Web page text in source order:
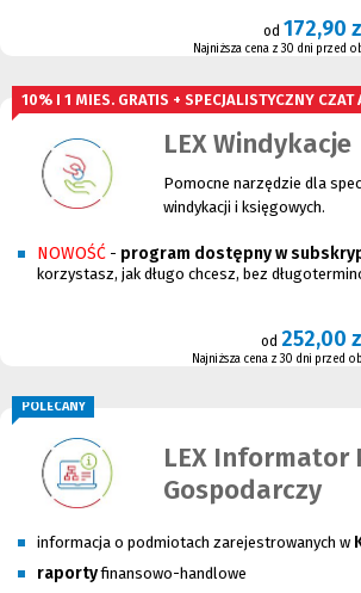
od 172,90
Najniższa cena z 30 dni przed
10% I 1 MIES. GRATIS + SPECJALISTYCZNY CZAT
LEX Windykacje
Pomocne narzędzie dla
windykacji i księgowych.
NOWOŚĆ - program dostępny w
korzystasz, jak długo chcesz, bez
od 252,00
Najniższa cena z 30 dni przed
POLECANY
LEX Informator
Gospodarczy
informacja o podmiotach zarejestrowanych w
raportyfinansowo-handlowe